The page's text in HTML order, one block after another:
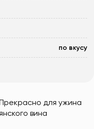
для ужина
вина
по вкусу